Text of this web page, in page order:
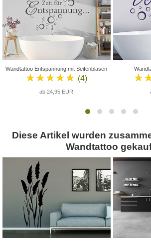
Wandtattoo Entspannung mit Seifenblasen
★★★★★ (4)
ab 24,95 EUR
Diese Artikel wurden
Wandtattoo